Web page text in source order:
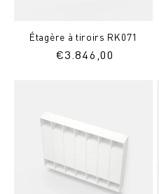
Étagère à tiroirs RK071
Prix
€3.846,00